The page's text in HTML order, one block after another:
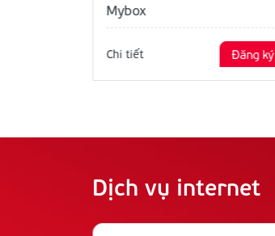
Mybox
Chi tiết Đăng ký
Dịch vụ internet